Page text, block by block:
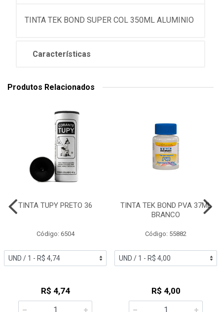
TINTA TEK BOND SUPER COL 350ML ALUMINIO
Características
Produtos Relacionados
TINTA TUPY PRETO 36
Código: 6504
R$ 4,74
TINTA TEK BOND PVA 37ML
BRANCO
Código: 55882
R$ 4,00